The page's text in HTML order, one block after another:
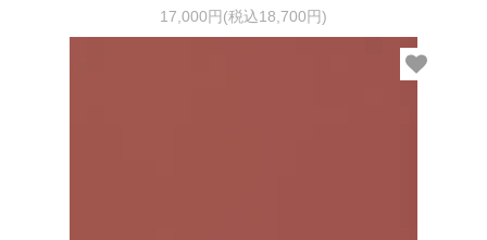
17,000円(税込18,700円)